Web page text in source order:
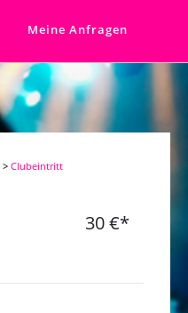
Meine Anfragen
>Clubeintritt
30 €*